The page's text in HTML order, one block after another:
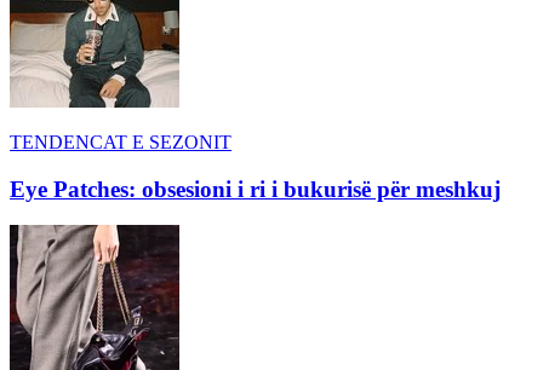
TENDENCAT E SEZONIT
Eye Patches: obsesioni i ri i bukurisë për meshkuj